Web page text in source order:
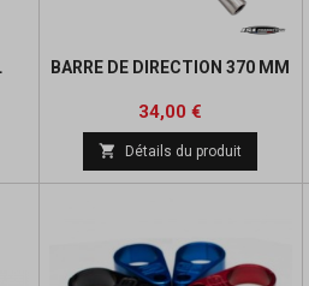
BARRE DE DIRECTION 370 MM
Prix
34,00 €
 Détails du produit